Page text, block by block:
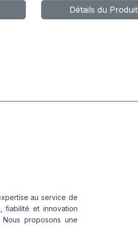
MAX ET
Détails du Produit
au service de
fiabilité et innovation
proposons une